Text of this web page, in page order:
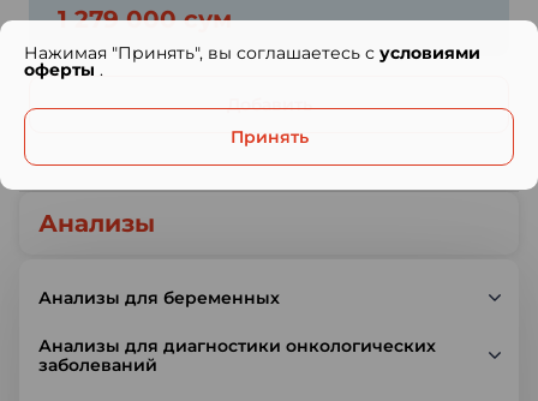
Анализы
Анализы для беременных
Анализы для диагностики онкологических
заболеваний
1 279 000 сум
Добавить
Нажимая "Принять", вы соглашаетесь с условиями
оферты .
Принять